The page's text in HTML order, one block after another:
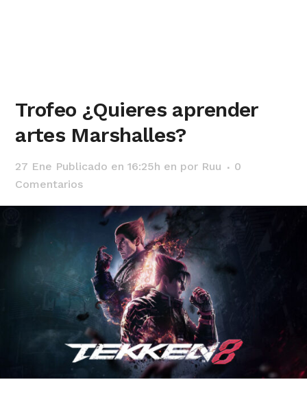
Trofeo ¿Quieres aprender
artes Marshalles?
27 Ene Publicado en 16:25h en por Ruu
0
Comentarios